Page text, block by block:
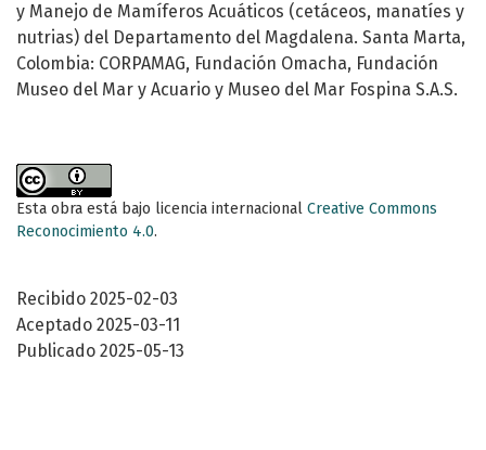
Recibido 2025-02-03
Aceptado 2025-03-11
Publicado 2025-05-13
y Manejo de Mamíferos Acuáticos (cetáceos, manatíes y
nutrias) del Departamento del Magdalena. Santa Marta,
Colombia: CORPAMAG, Fundación Omacha, Fundación
Museo del Mar y Acuario y Museo del Mar Fospina S.A.S.
Esta obra está bajo licencia internacional Creative Commons
Reconocimiento 4.0.